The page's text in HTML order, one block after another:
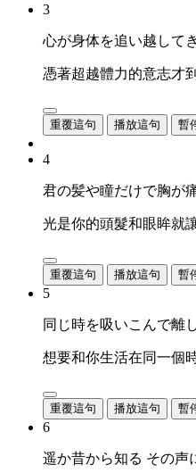
3
心が身体を追い越して
憑著超越體力的意志才
重覆這句 播放這句 暫
4
君の髪や瞳だけで胸が
光是你的頭髮和眼眸就
重覆這句 播放這句 暫
5
同じ時を吸いこんで離
想要和你生活在同一個
重覆這句 播放這句 暫
6
遥か昔から知る その声